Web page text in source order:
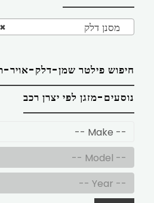
× מסנן דלק
חיפוש פילטר שמן-דלק-
נוסעים-מזגן לפי יצרן רכב